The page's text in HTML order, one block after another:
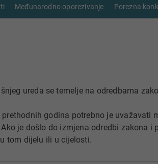
Međunarodno oporezivanje Porezna
ureda se temelje na odredbama
godina potrebno je uvažavati
je došlo do izmjena odredbi zakona
tom dijelu ili u cijelosti.